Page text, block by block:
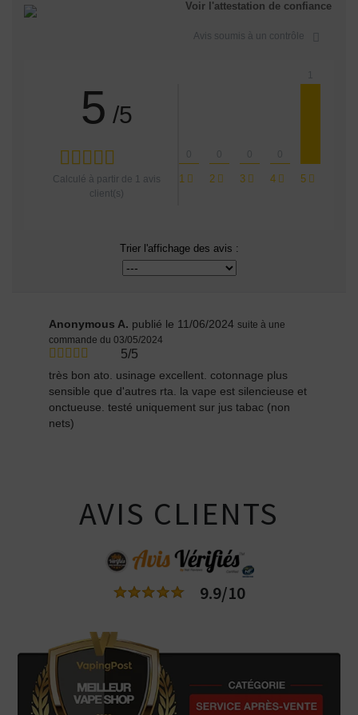
Voir l'attestation de confiance
Avis soumis à un contrôle
5 /5
Calculé à partir de 1 avis
client(s)
1
0
2
0
3
0
4
0
5
1
Trier l'affichage des avis :
Anonymous A. publié le 11/06/2024 suite à une
commande du 03/05/2024
5/5
très bon ato. usinage excellent. cotonnage plus
sensible que d'autres rta. la vape est silencieuse et
onctueuse. testé uniquement sur jus tabac (non
nets)
AVIS CLIENTS
9.9/10